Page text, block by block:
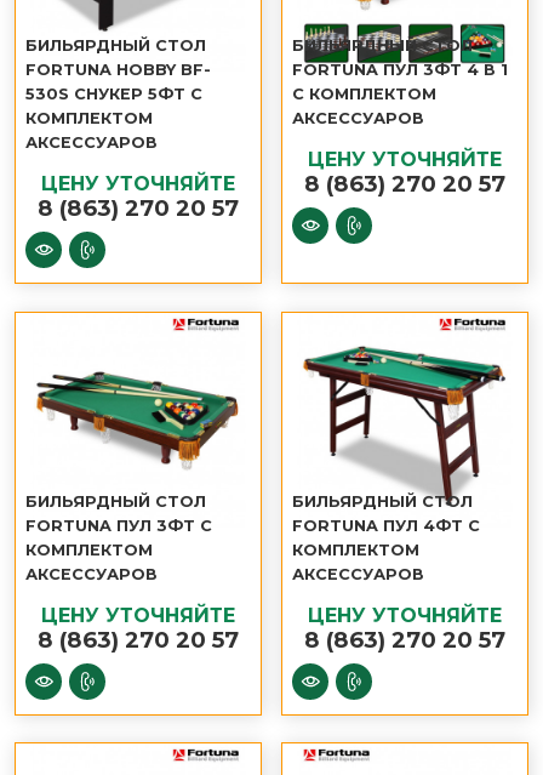
БИЛЬЯРДНЫЙ СТОЛ
FORTUNA HOBBY BF-
530S CНУКЕР 5ФТ С
КОМПЛЕКТОМ
АКСЕССУАРОВ
ЦЕНУ УТОЧНЯЙТЕ
8 (863) 270 20 57
БИЛЬЯРДНЫЙ СТОЛ
FORTUNA ПУЛ 3ФТ 4 В 1
С КОМПЛЕКТОМ
АКСЕССУАРОВ
ЦЕНУ УТОЧНЯЙТЕ
8 (863) 270 20 57
БИЛЬЯРДНЫЙ СТОЛ
FORTUNA ПУЛ 3ФТ С
КОМПЛЕКТОМ
АКСЕССУАРОВ
ЦЕНУ УТОЧНЯЙТЕ
8 (863) 270 20 57
БИЛЬЯРДНЫЙ СТОЛ
FORTUNA ПУЛ 4ФТ С
КОМПЛЕКТОМ
АКСЕССУАРОВ
ЦЕНУ УТОЧНЯЙТЕ
8 (863) 270 20 57